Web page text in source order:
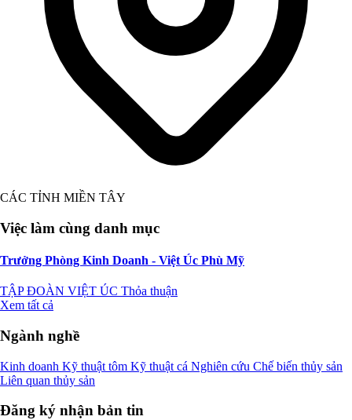
CÁC TỈNH MIỀN TÂY
Việc làm cùng danh mục
Trưởng Phòng Kinh Doanh - Việt Úc Phù Mỹ
TẬP ĐOÀN VIỆT ÚC Thỏa thuận
Xem tất cả
Ngành nghề
Kinh doanh Kỹ thuật tôm Kỹ thuật cá Nghiên cứu Chế biến thủy sản
Liên quan thủy sản
Đăng ký nhận bản tin